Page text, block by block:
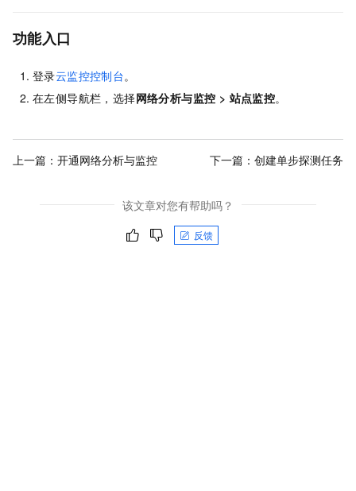
功能入口
登录云监控控制台。
在左侧导航栏，选择网络分析与监控 > 站点监控。
上一篇： 开通网络分析与监控 下一篇： 创建单步探测任务
该文章对您有帮助吗？
反馈